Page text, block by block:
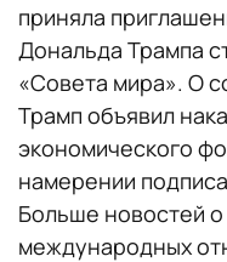
приняла
Дональда Трампа
«Совета мира». О
Трамп объявил
экономического
намерении
Больше новостей
международных